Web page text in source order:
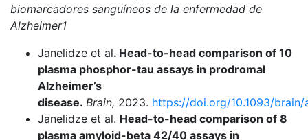
biomarcadores sanguíneos de la enfermedad de
Alzheimer1
Janelidze et al. Head-to-head comparison of 10
plasma phosphor-tau assays in prodromal
Alzheimer’s
disease. Brain, 2023. https://doi.org/10.1093/
Janelidze et al. Head-to-head comparison of 8
plasma amyloid-beta 42/40 assays in